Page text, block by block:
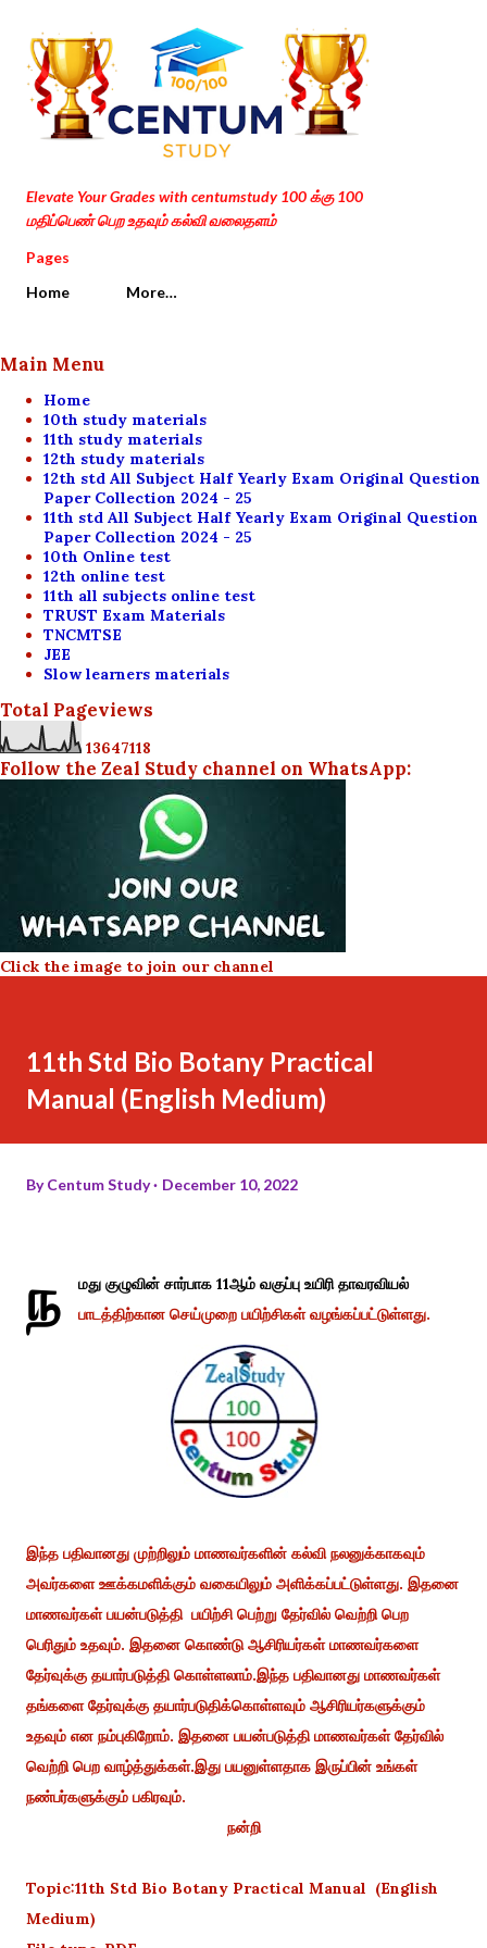
Skip to main content
Elevate Your Grades with centumstudy 100 க்கு 100
மதிப்பெண் பெற உதவும் கல்வி வலைதளம்
Pages
Home
More…
Main Menu
Home
10th study materials
11th study materials
12th study materials
12th std All Subject Half Yearly Exam Original Question
Paper Collection 2024 - 25
11th std All Subject Half Yearly Exam Original Question
Paper Collection 2024 - 25
10th Online test
12th online test
11th all subjects online test
TRUST Exam Materials
TNCMTSE
JEE
Slow learners materials
Total Pageviews
13647118
Follow the Zeal Study channel on WhatsApp:
Click the image to join our channel
11th Std Bio Botany Practical
Manual (English Medium)
ByCentum Study December 10, 2022
ந
மது குழுவின் சார்பாக 11ஆம் வகுப்பு உயிரி தாவரவியல்
பாடத்திற்கான செய்முறை பயிற்சிகள் வழங்கப்பட்டுள்ளது.
இந்த பதிவானது முற்றிலும் மாணவர்களின் கல்வி நலனுக்காகவும்
அவர்களை ஊக்கமளிக்கும் வகையிலும் அளிக்கப்பட்டுள்ளது. இதனை
மாணவர்கள் பயன்படுத்தி பயிற்சி பெற்று தேர்வில் வெற்றி பெற
பெரிதும் உதவும். இதனை கொண்டு ஆசிரியர்கள் மாணவர்களை
தேர்வுக்கு தயார்படுத்தி கொள்ளலாம்.இந்த பதிவானது மாணவர்கள்
தங்களை தேர்வுக்கு தயார்படுதிக்கொள்ளவும் ஆசிரியர்களுக்கும்
உதவும் என நம்புகிறோம். இதனை பயன்படுத்தி மாணவர்கள் தேர்வில்
வெற்றி பெற வாழ்த்துக்கள்.இது பயனுள்ளதாக இருப்பின் உங்கள்
நண்பர்களுக்கும் பகிரவும்.
நன்றி
Topic:11th Std Bio Botany Practical Manual (English
Medium)